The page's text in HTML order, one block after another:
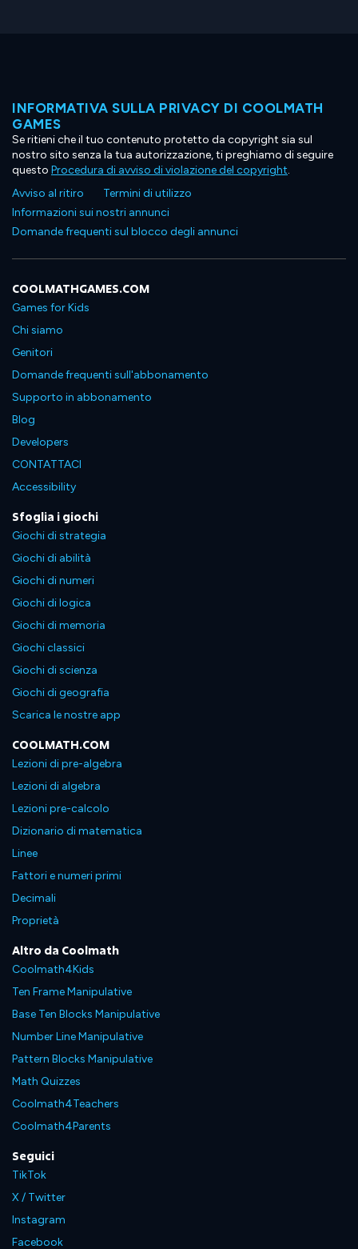
INFORMATIVA SULLA PRIVACY DI COOLMATH
GAMES
Se ritieni che il tuo contenuto protetto da copyright sia sul
nostro sito senza la tua autorizzazione, ti preghiamo di seguire
questo Procedura di avviso di violazione del copyright.
Avviso al ritiro
Termini di utilizzo
Informazioni sui nostri annunci
Domande frequenti sul blocco degli annunci
COOLMATHGAMES.COM
Games for Kids
Chi siamo
Genitori
Domande frequenti sull'abbonamento
Supporto in abbonamento
Blog
Developers
CONTATTACI
Accessibility
Sfoglia i giochi
Giochi di strategia
Giochi di abilità
Giochi di numeri
Giochi di logica
Giochi di memoria
Giochi classici
Giochi di scienza
Giochi di geografia
Scarica le nostre app
COOLMATH.COM
Lezioni di pre-algebra
Lezioni di algebra
Lezioni pre-calcolo
Dizionario di matematica
Linee
Fattori e numeri primi
Decimali
Proprietà
Altro da Coolmath
Coolmath4Kids
Ten Frame Manipulative
Base Ten Blocks Manipulative
Number Line Manipulative
Pattern Blocks Manipulative
Math Quizzes
Coolmath4Teachers
Coolmath4Parents
Seguici
TikTok
X / Twitter
Instagram
Facebook